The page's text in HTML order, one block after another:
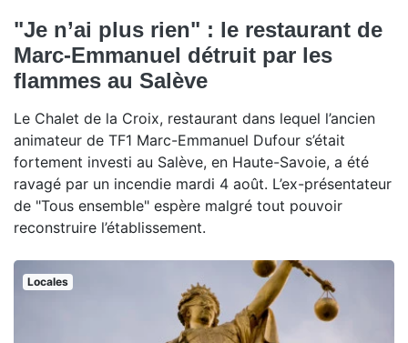
"Je n’ai plus rien" : le restaurant de
Marc-Emmanuel détruit par les
flammes au Salève
Le Chalet de la Croix, restaurant dans lequel l’ancien
animateur de TF1 Marc-Emmanuel Dufour s’était
fortement investi au Salève, en Haute-Savoie, a été
ravagé par un incendie mardi 4 août. L’ex-présentateur
de "Tous ensemble" espère malgré tout pouvoir
reconstruire l’établissement.
Locales